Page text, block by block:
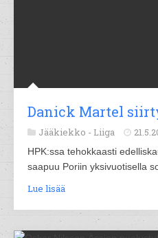
Danick Martel
Jääkiekko - Liiga
HPK:ssa tehokkaasti
saapuu Poriin yksivuotisella
Lue lisää